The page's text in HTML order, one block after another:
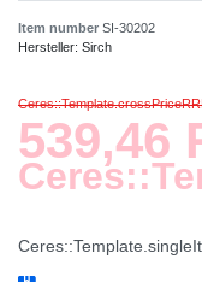
Item number SI-30202
Hersteller: Sirch
539,46